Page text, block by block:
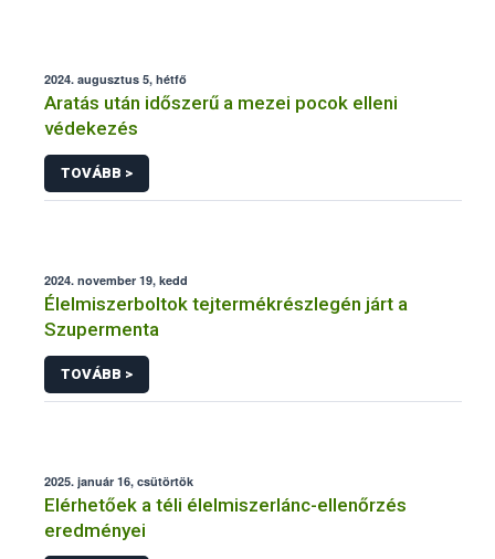
2024. augusztus 5, hétfő
Aratás után időszerű a mezei pocok elleni
védekezés
TOVÁBB >
2024. november 19, kedd
Élelmiszerboltok tejtermékrészlegén járt a
Szupermenta
TOVÁBB >
2025. január 16, csütörtök
Elérhetőek a téli élelmiszerlánc-ellenőrzés
eredményei